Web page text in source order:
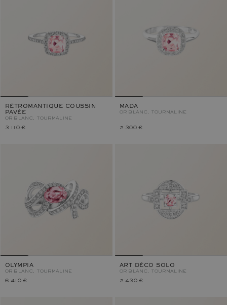
RÉTROMANTIQUE COUSSIN
PAVÉE
OR BLANC, TOURMALINE
3 110 €
MADA
OR BLANC, TOURMALINE
2 300 €
OLYMPIA
OR BLANC, TOURMALINE
6 410 €
ART DÉCO SOLO
OR BLANC, TOURMALINE
2 430 €